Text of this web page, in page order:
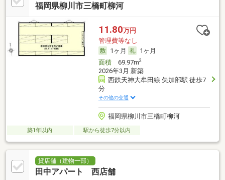
福岡県柳川市三橋町柳河
11.80万円
管理費等なし
1ヶ月
1ヶ月
面積69.97m2
2026年3月 新築
西鉄天神大牟田線 矢加部駅 徒歩7
分
その他の交通
福岡県柳川市三橋町柳河
築1年以内 駅から徒歩7分以内
貸店舗（建物一部）
田中アパート 西店舗